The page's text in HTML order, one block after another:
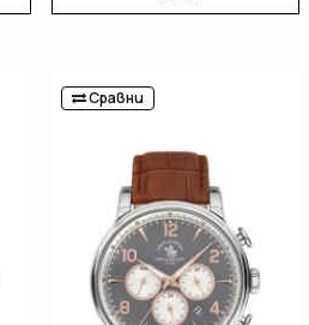
Сравни